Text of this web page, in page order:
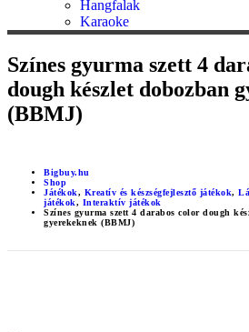
Hangfalak
Karaoke
Színes gyurma szett 4
dough készlet dobozban
(BBMJ)
Bigbuy.hu
Shop
Játékok, Kreatív és készségfejlesztő játékok,
játékok, Interaktív játékok
Színes gyurma szett 4 darabos color dough
gyerekeknek (BBMJ)